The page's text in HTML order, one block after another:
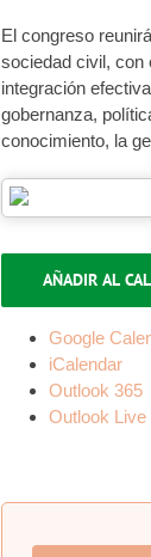
El congreso
sociedad civil, con
integración
gobernanza,
conocimiento, la
AÑADIR AL
Google
iCalendar
Outlook 365
Outlook Live